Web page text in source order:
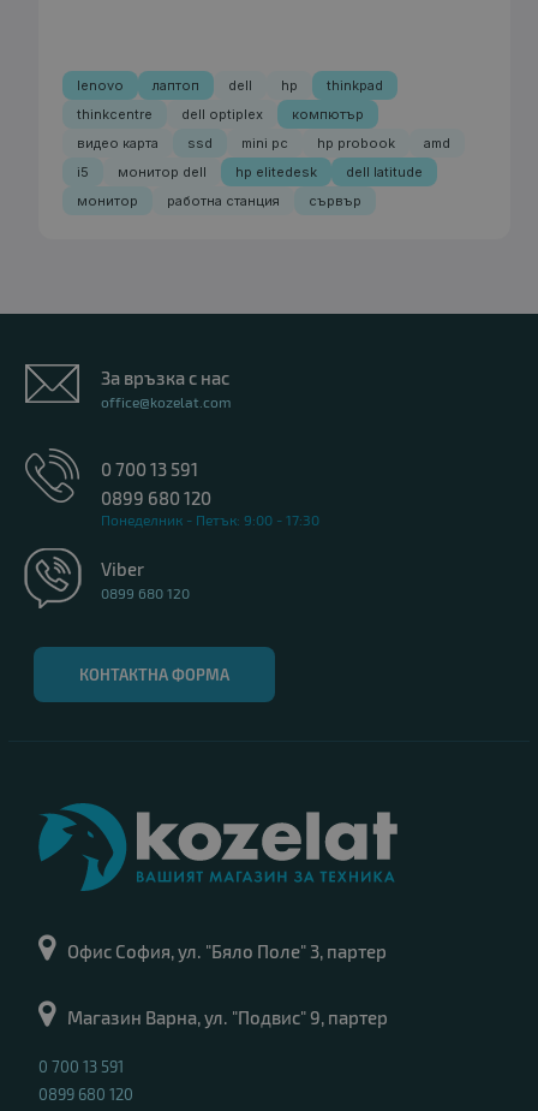
lenovo лаптоп dell hp
thinkpad
thinkcentre
dell optiplex
компютър
видео карта
ssd mini pc hp probook
amd
i5
монитор dell hp elitedesk
dell latitude
монитор
работна станция сървър
За връзка с нас
office@kozelat.com
0 700 13 591
0899 680 120
Понеделник - Петък: 9:00 - 17:30
Viber
0899 680 120
КОНТАКТНА ФОРМА
Офис София, ул. "Бяло Поле" 3, партер
Магазин Варна, ул. "Подвис" 9, партер
0 700 13 591
0899 680 120